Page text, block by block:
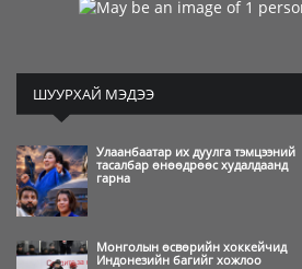
ШУУРХАЙ МЭДЭЭ
Улаанбаатар их дуулга тэмцээний
тасалбар өнөөдрөөс худалдаанд
гарна
Монголын өсвөрийн хоккейчид
Индонезийн багийг хожлоо